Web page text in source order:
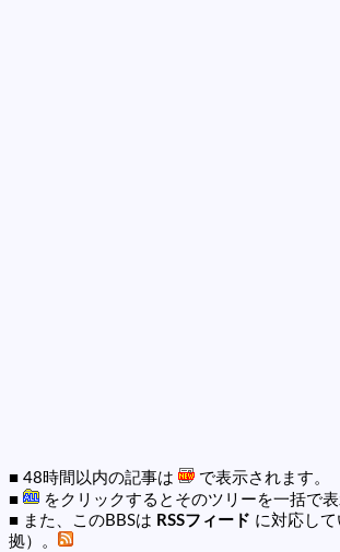
■ 48時間以内の記事は
で表示されます。
■
をクリックするとそのツリーを一括で表
■ また、このBBSは RSSフィード に対応して
拠）。